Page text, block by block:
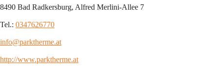
8490 Bad Radkersburg, Alfred Merlini-Allee 7
Tel.: 0347626770
info@parktherme.at
http://www.parktherme.at